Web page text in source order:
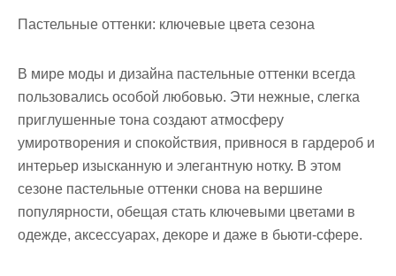
Пастельные оттенки: ключевые цвета сезона
В мире моды и дизайна пастельные оттенки всегда
пользовались особой любовью. Эти нежные, слегка
приглушенные тона создают атмосферу
умиротворения и спокойствия, привнося в гардероб и
интерьер изысканную и элегантную нотку. В этом
сезоне пастельные оттенки снова на вершине
популярности, обещая стать ключевыми цветами в
одежде, аксессуарах, декоре и даже в бьюти-сфере.